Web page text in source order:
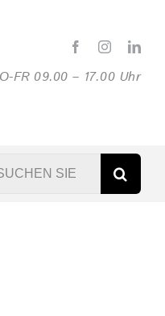
FR 09.00 – 17.00 Uhr